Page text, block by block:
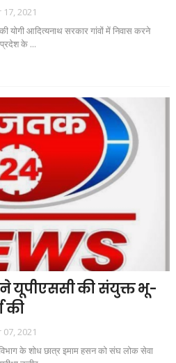
2021
योगी आदित्यनाथ सरकार गांवों में निवास करने
प्रदेश के ...
यूपीएससी की संयुक्त भू-
की
2021
विभाग के शोध छात्र इमाम हसन को संघ लोक सेवा